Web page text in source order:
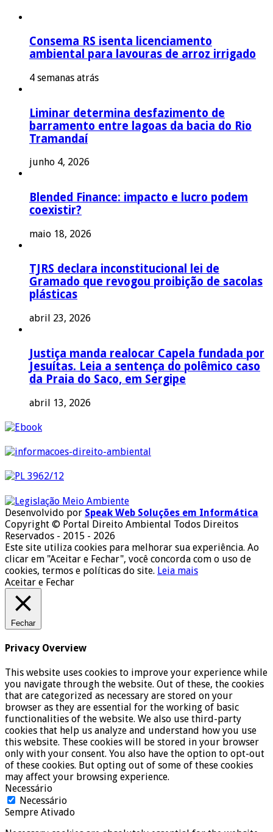
Consema RS isenta licenciamento
ambiental para lavouras de arroz irrigado
4 semanas atrás
Liminar determina desfazimento de
barramento entre lagoas da bacia do Rio
Tramandaí
junho 4, 2026
Blended Finance: impacto e lucro podem
coexistir?
maio 18, 2026
TJRS declara inconstitucional lei de
Gramado que revogou proibição de sacolas
plásticas
abril 23, 2026
Justiça manda realocar Capela fundada por
Jesuítas. Leia a sentença do polêmico caso
da Praia do Saco, em Sergipe
abril 13, 2026
Desenvolvido por Speak Web Soluções em Informática
Copyright © Portal Direito Ambiental Todos Direitos
Reservados - 2015 - 2026
Este site utiliza cookies para melhorar sua experiência. Ao
clicar em "Aceitar e Fechar", você concorda com o uso de
cookies, termos e políticas do site. Leia mais
Aceitar e Fechar
Fechar
Privacy Overview
This website uses cookies to improve your experience while
you navigate through the website. Out of these, the cookies
that are categorized as necessary are stored on your
browser as they are essential for the working of basic
functionalities of the website. We also use third-party
cookies that help us analyze and understand how you use
this website. These cookies will be stored in your browser
only with your consent. You also have the option to opt-out
of these cookies. But opting out of some of these cookies
may affect your browsing experience.
Necessário
Necessário
Sempre Ativado